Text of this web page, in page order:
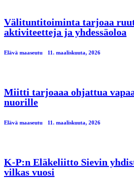
Välituntitoiminta tarjoaa
aktiviteetteja ja yhdessäoloa
Elävä maaseutu 11. maaliskuuta, 2026
Miitti tarjoaaa ohjattua
nuorille
Elävä maaseutu 11. maaliskuuta, 2026
K-P:n Eläkeliitto Sievin
vilkas vuosi